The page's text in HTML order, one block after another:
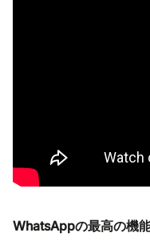
WhatsAppの最高の機